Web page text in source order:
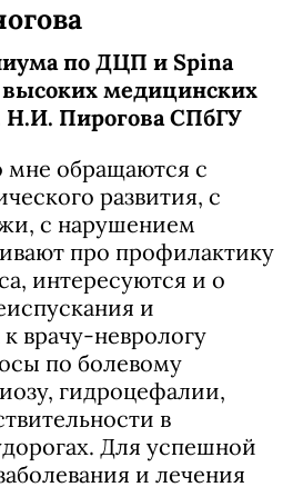
по ДЦП и Spina
медицинских
Н.И. Пирогова СПбГУ
мне обращаются с
развития, с
с нарушением
про профилактику
интересуются и о
и
врачу-неврологу
по болевому
гидроцефалии,
в
Для успешной
и лечения